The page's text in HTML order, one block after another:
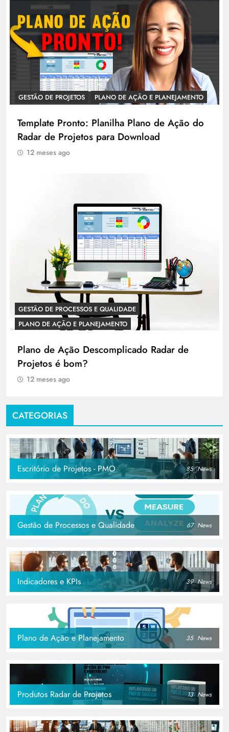
GESTÃO DE PROJETOS PLANO DE AÇÃO E PLANEJAMENTO
Template Pronto: Planilha Plano de Ação do
Radar de Projetos para Download
12 meses ago
GESTÃO DE PROCESSOS E QUALIDADE
PLANO DE AÇÃO E PLANEJAMENTO
Plano de Ação Descomplicado Radar de
Projetos é bom?
12 meses ago
CATEGORIAS
Escritório de Projetos - PMO 85 News
Gestão de Processos e Qualidade 67 News
Indicadores e KPIs 39 News
Plano de Ação e Planejamento 35 News
Produtos Radar de Projetos 13 News